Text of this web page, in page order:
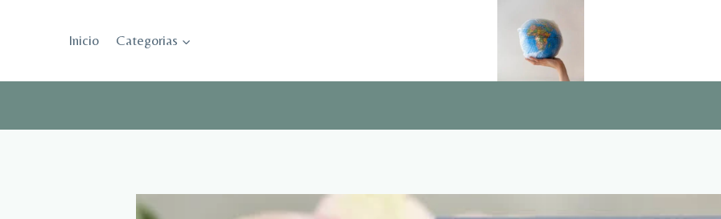
Inicio Categorias